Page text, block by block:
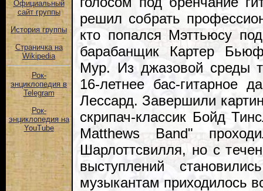
Официальный
сайт группы
История группы
Страничка на
Wikipedia
Рок-
энциклопедия в
Telegram
Рок-
энциклопедия на
YouTube
решил собрать
кто попался Мэттьюсу
барабанщик Картер
Мур. Из джазовой среды
16-летнее бас-гитарное
Лессард. Завершили
скрипач-классик Бойд
Matthews Band"
Шарлоттсвилля, но с
выступлений
музыкантам приходилось